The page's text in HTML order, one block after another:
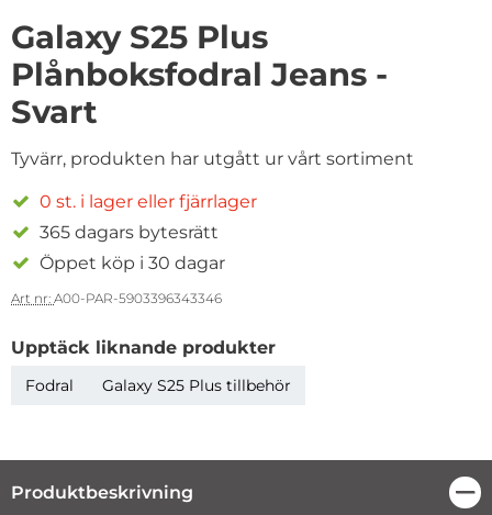
Galaxy S25 Plus
Plånboksfodral Jeans -
Svart
Tyvärr, produkten har utgått ur vårt sortiment
0 st. i lager eller fjärrlager
365 dagars bytesrätt
Öppet köp i 30 dagar
Art nr: A00-PAR-5903396343346
Upptäck liknande produkter
Fodral Galaxy S25 Plus tillbehör
Produktbeskrivning